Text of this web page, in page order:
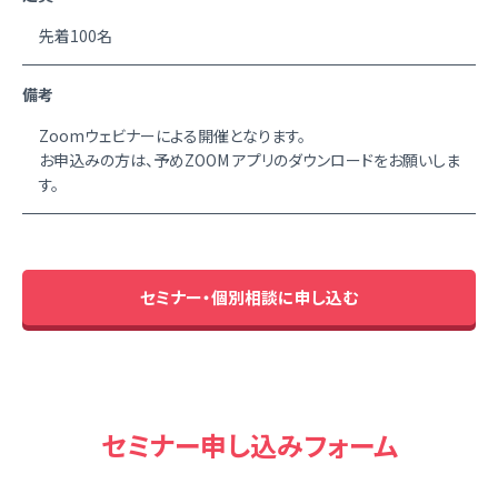
先着100名
備考
Zoomウェビナーによる開催となります。
お申込みの方は、予めZOOM アプリのダウンロードをお願いしま
す。
セミナー・個別相談に申し込む
セミナー申し込みフォーム